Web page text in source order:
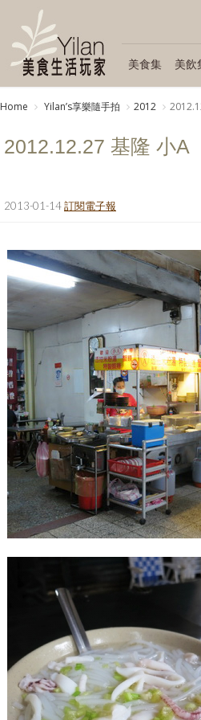
美食集 美飲
Home Yilanʼs享樂隨手拍 2012
2012.12.27 基隆 小A
2013-01-14訂閱電子報